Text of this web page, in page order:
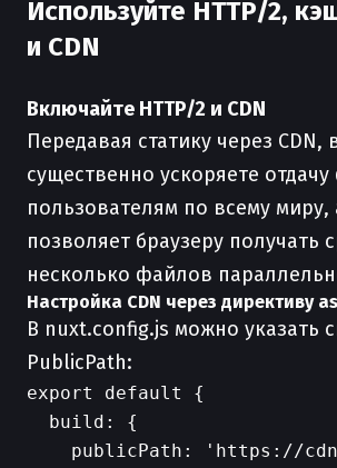
Используйте HTTP/2,
и CDN
Включайте HTTP/2 и CDN
Передавая статику через CDN,
существенно ускоряете
пользователям по всему миру,
позволяет браузеру получать
несколько файлов
Настройка CDN через директиву
В nuxt.config.js можно указать
PublicPath:
export default {
  build: {
publicPath: 'https://